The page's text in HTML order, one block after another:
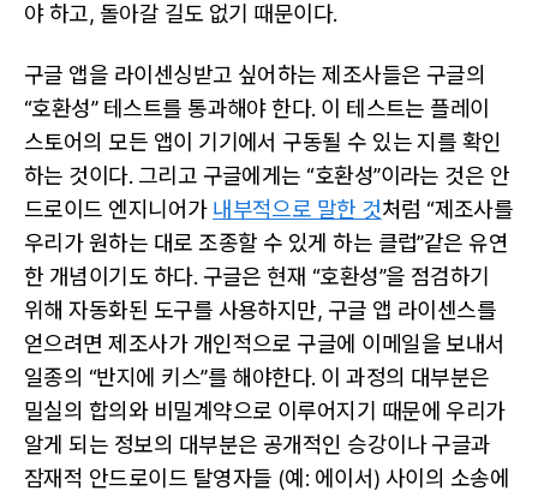
야 하고, 돌아갈 길도 없기 때문이다.
구글 앱을 라이센싱받고 싶어하는 제조사들은 구글의
“호환성” 테스트를 통과해야 한다. 이 테스트는 플레이
스토어의 모든 앱이 기기에서 구동될 수 있는 지를 확인
하는 것이다. 그리고 구글에게는 “호환성”이라는 것은 안
드로이드 엔지니어가 내부적으로 말한 것처럼 “제조사를
우리가 원하는 대로 조종할 수 있게 하는 클럽”같은 유연
한 개념이기도 하다. 구글은 현재 “호환성”을 점검하기
위해 자동화된 도구를 사용하지만, 구글 앱 라이센스를
얻으려면 제조사가 개인적으로 구글에 이메일을 보내서
일종의 “반지에 키스”를 해야한다. 이 과정의 대부분은
밀실의 합의와 비밀계약으로 이루어지기 때문에 우리가
알게 되는 정보의 대부분은 공개적인 승강이나 구글과
잠재적 안드로이드 탈영자들 (예: 에이서) 사이의 소송에